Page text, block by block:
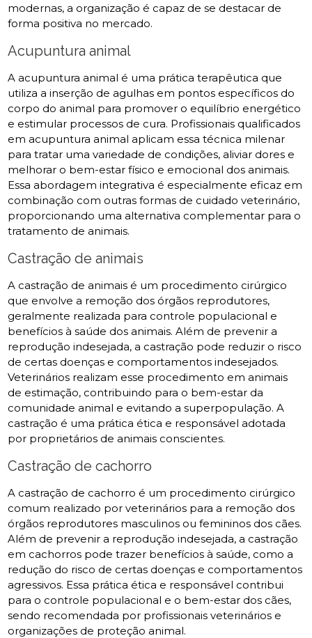
modernas, a organização é capaz de se destacar de
forma positiva no mercado.
Acupuntura animal
A acupuntura animal é uma prática terapêutica que
utiliza a inserção de agulhas em pontos específicos do
corpo do animal para promover o equilíbrio energético
e estimular processos de cura. Profissionais qualificados
em acupuntura animal aplicam essa técnica milenar
para tratar uma variedade de condições, aliviar dores e
melhorar o bem-estar físico e emocional dos animais.
Essa abordagem integrativa é especialmente eficaz em
combinação com outras formas de cuidado veterinário,
proporcionando uma alternativa complementar para o
tratamento de animais.
Castração de animais
A castração de animais é um procedimento cirúrgico
que envolve a remoção dos órgãos reprodutores,
geralmente realizada para controle populacional e
benefícios à saúde dos animais. Além de prevenir a
reprodução indesejada, a castração pode reduzir o risco
de certas doenças e comportamentos indesejados.
Veterinários realizam esse procedimento em animais
de estimação, contribuindo para o bem-estar da
comunidade animal e evitando a superpopulação. A
castração é uma prática ética e responsável adotada
por proprietários de animais conscientes.
Castração de cachorro
A castração de cachorro é um procedimento cirúrgico
comum realizado por veterinários para a remoção dos
órgãos reprodutores masculinos ou femininos dos cães.
Além de prevenir a reprodução indesejada, a castração
em cachorros pode trazer benefícios à saúde, como a
redução do risco de certas doenças e comportamentos
agressivos. Essa prática ética e responsável contribui
para o controle populacional e o bem-estar dos cães,
sendo recomendada por profissionais veterinários e
organizações de proteção animal.